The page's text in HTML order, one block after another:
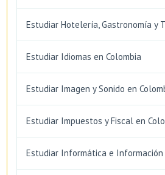
Estudiar Hotelería, Gastronomía y
Estudiar Idiomas en Colombia
Estudiar Imagen y Sonido en
Estudiar Impuestos y Fiscal en
Estudiar Informática e Información